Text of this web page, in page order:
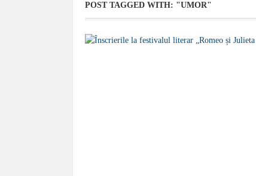
POST TAGGED WITH: "UMOR"